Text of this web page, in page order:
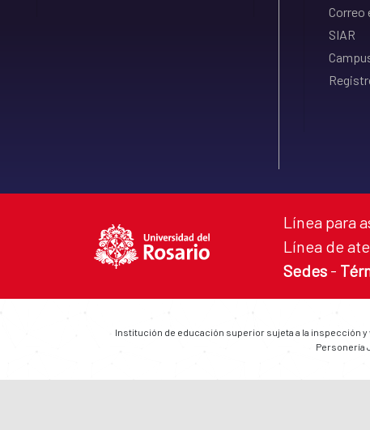
Correo
SIAR
Línea para
Línea de
Sedes -
Institución de educación superior sujeta a la inspección y
Personería